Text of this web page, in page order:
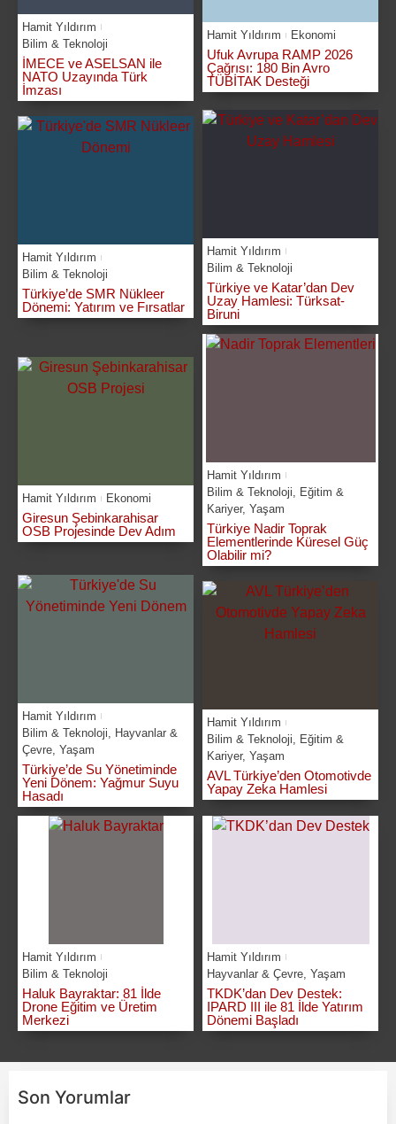
Hamit Yıldırım
Bilim & Teknoloji
İMECE ve ASELSAN ile
NATO Uzayında Türk
İmzası
Hamit Yıldırım Ekonomi
Ufuk Avrupa RAMP 2026
Çağrısı: 180 Bin Avro
TÜBİTAK Desteği
Hamit Yıldırım
Bilim & Teknoloji
Türkiye’de SMR Nükleer
Dönemi: Yatırım ve Fırsatlar
Hamit Yıldırım
Bilim & Teknoloji
Türkiye ve Katar’dan Dev
Uzay Hamlesi: Türksat-
Biruni
Hamit Yıldırım Ekonomi
Giresun Şebinkarahisar
OSB Projesinde Dev Adım
Hamit Yıldırım
Bilim & Teknoloji
Eğitim &
Kariyer, Yaşam
Türkiye Nadir Toprak
Elementlerinde Küresel Güç
Olabilir mi?
Hamit Yıldırım
Bilim & Teknoloji
Hayvanlar &
Çevre Yaşam
Türkiye’de Su Yönetiminde
Yeni Dönem: Yağmur Suyu
Hasadı
Hamit Yıldırım
Bilim & Teknoloji, Eğitim &
Kariyer, Yaşam
AVL Türkiye’den Otomotivde
Yapay Zeka Hamlesi
Hamit Yıldırım
Bilim & Teknoloji
Haluk Bayraktar: 81 İlde
Drone Eğitim ve Üretim
Merkezi
Hamit Yıldırım
Hayvanlar & Çevre Yaşam
TKDK’dan Dev Destek:
IPARD III ile 81 İlde Yatırım
Dönemi Başladı
Son Yorumlar